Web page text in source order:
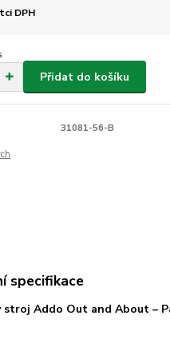
DPH
Přidat do košíku
31081-56-B
specifikace
stroj Addo Out and About –